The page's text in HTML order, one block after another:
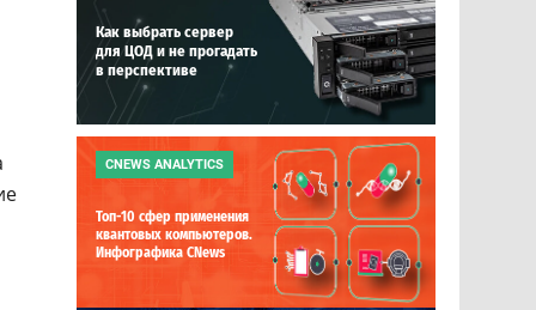
Как выбрать сервер
для ЦОД и не прогадать
в перспективе
CNEWS ANALYTICS
Топ-10 сфер применения
квантовых компьютеров.
Инфографика CNews